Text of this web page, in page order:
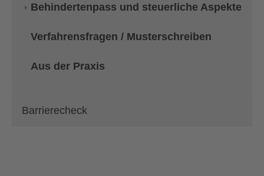
Behindertenpass und steuerliche Aspekte
Verfahrensfragen / Musterschreiben
Aus der Praxis
Barrierecheck